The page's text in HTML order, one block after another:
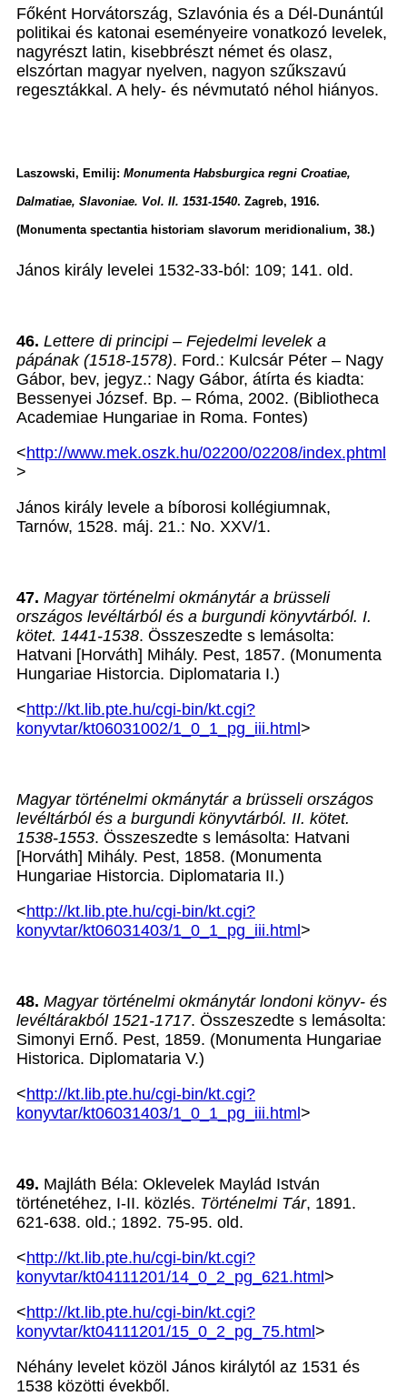
Főként Horvátország, Szlavónia és a Dél-Dunántúl
politikai és katonai eseményeire vonatkozó levelek,
nagyrészt latin, kisebbrészt német és olasz,
elszórtan magyar nyelven, nagyon szűkszavú
regesztákkal. A hely- és névmutató néhol hiányos.
Laszowski, Emilij: Monumenta Habsburgica regni Croatiae,
Dalmatiae, Slavoniae. Vol. II. 1531-1540. Zagreb, 1916.
(Monumenta spectantia historiam slavorum meridionalium, 38.)
János király levelei 1532-33-ból: 109; 141. old.
46. Lettere di principi – Fejedelmi levelek a
pápának (1518-1578). Ford.: Kulcsár Péter – Nagy
Gábor, bev, jegyz.: Nagy Gábor, átírta és kiadta:
Bessenyei József. Bp. – Róma, 2002. (Bibliotheca
Academiae Hungariae in Roma. Fontes)
<http://www.mek.oszk.hu/02200/02208/index.phtml
>
János király levele a bíborosi kollégiumnak,
Tarnów, 1528. máj. 21.: No. XXV/1.
47. Magyar történelmi okmánytár a brüsseli
országos levéltárból és a burgundi könyvtárból. I.
kötet. 1441-1538. Összeszedte s lemásolta:
Hatvani [Horváth] Mihály. Pest, 1857. (Monumenta
Hungariae Historcia. Diplomataria I.)
<http://kt.lib.pte.hu/cgi-bin/kt.cgi?
konyvtar/kt06031002/1_0_1_pg_iii.html>
Magyar történelmi okmánytár a brüsseli országos
levéltárból és a burgundi könyvtárból. II. kötet.
1538-1553. Összeszedte s lemásolta: Hatvani
[Horváth] Mihály. Pest, 1858. (Monumenta
Hungariae Historcia. Diplomataria II.)
<http://kt.lib.pte.hu/cgi-bin/kt.cgi?
konyvtar/kt06031403/1_0_1_pg_iii.html>
48. Magyar történelmi okmánytár londoni könyv- és
levéltárakból 1521-1717. Összeszedte s lemásolta:
Simonyi Ernő. Pest, 1859. (Monumenta Hungariae
Historica. Diplomataria V.)
<http://kt.lib.pte.hu/cgi-bin/kt.cgi?
konyvtar/kt06031403/1_0_1_pg_iii.html>
49. Majláth Béla: Oklevelek Maylád István
történetéhez, I-II. közlés. Történelmi Tár, 1891.
621-638. old.; 1892. 75-95. old.
<http://kt.lib.pte.hu/cgi-bin/kt.cgi?
konyvtar/kt04111201/14_0_2_pg_621.html>
<http://kt.lib.pte.hu/cgi-bin/kt.cgi?
konyvtar/kt04111201/15_0_2_pg_75.html>
Néhány levelet közöl János királytól az 1531 és
1538 közötti évekből.